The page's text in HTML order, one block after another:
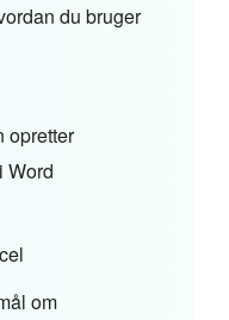
du bruger
opretter
Word
om